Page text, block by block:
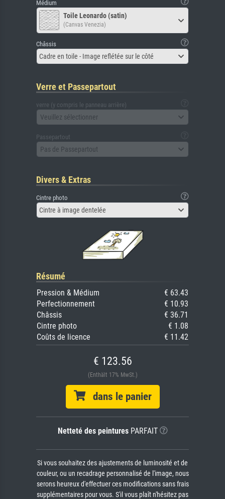
Médium
Toile Leonardo (satin)
(Canvas Venezia)
Châssis
Cadre en toile - Image reflétée sur le côté
Verre et Passepartout
verre (y compris le panneau arrière)
Veuillez sélectionner
Passepartout
Pas de Passepartout
Divers & Extras
Cintre photo
Cintre à image dentelée
Résumé
Pression & Médium
€ 63.43
Perfectionnement
€ 10.93
Châssis
€ 36.71
Cintre photo
€ 1.08
Coûts de licence
€ 11.42
€ 123.56
(Enthält 17% MwSt.)
dans le panier
Netteté des peinturesPARFAIT
Si vous souhaitez des ajustements de luminosité et de
couleur, ou un recadrage personnalisé de l'image, nous
serons heureux d'effectuer ces modifications sans frais
supplémentaires pour vous. S'il vous plaît n'hésitez pas